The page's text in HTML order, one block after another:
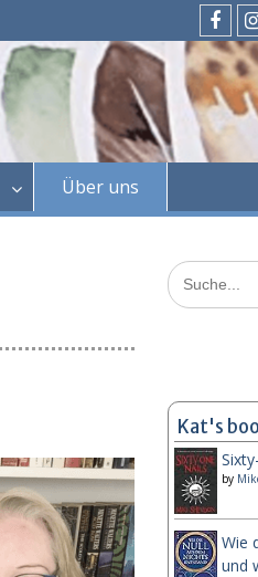
Über uns
Search
for:
Kat's
by
Wie
und